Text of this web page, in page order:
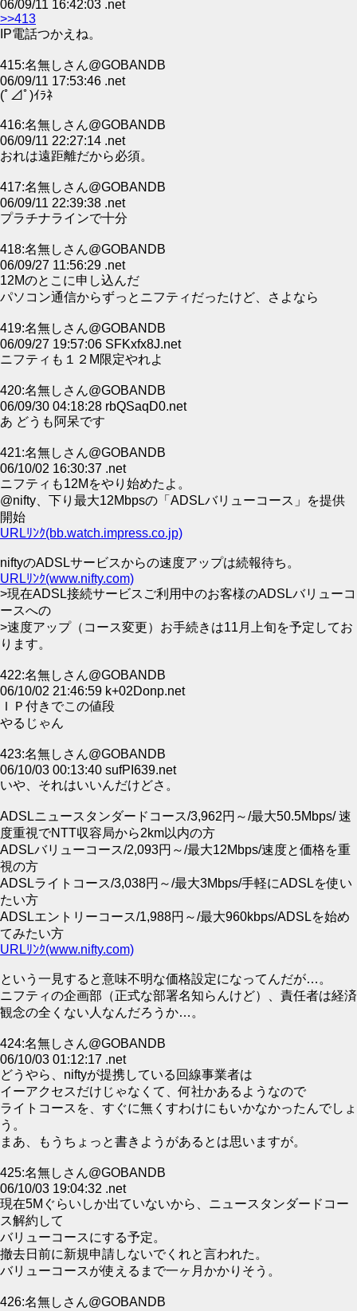
06/09/11 16:42:03 .net
>>413
IP電話つかえね。
415:名無しさん@GOBANDB
06/09/11 17:53:46 .net
(ﾟ⊿ﾟ)ｲﾗﾈ
416:名無しさん@GOBANDB
06/09/11 22:27:14 .net
おれは遠距離だから必須。
417:名無しさん@GOBANDB
06/09/11 22:39:38 .net
プラチナラインで十分
418:名無しさん@GOBANDB
06/09/27 11:56:29 .net
12Mのとこに申し込んだ
パソコン通信からずっとニフティだったけど、さよなら
419:名無しさん@GOBANDB
06/09/27 19:57:06 SFKxfx8J.net
ニフティも１２M限定やれよ
420:名無しさん@GOBANDB
06/09/30 04:18:28 rbQSaqD0.net
あ どうも阿呆です
421:名無しさん@GOBANDB
06/10/02 16:30:37 .net
ニフティも12Mをやり始めたよ。
@nifty、下り最大12Mbpsの「ADSLバリューコース」を提供
開始
URLﾘﾝｸ(bb.watch.impress.co.jp)
niftyのADSLサービスからの速度アップは続報待ち。
URLﾘﾝｸ(www.nifty.com)
>現在ADSL接続サービスご利用中のお客様のADSLバリューコ
ースへの
>速度アップ（コース変更）お手続きは11月上旬を予定してお
ります。
422:名無しさん@GOBANDB
06/10/02 21:46:59 k+02Donp.net
ＩＰ付きでこの値段
やるじゃん
423:名無しさん@GOBANDB
06/10/03 00:13:40 sufPI639.net
いや、それはいいんだけどさ。
ADSLニュースタンダードコース/3,962円～/最大50.5Mbps/ 速
度重視でNTT収容局から2km以内の方
ADSLバリューコース/2,093円～/最大12Mbps/速度と価格を重
視の方
ADSLライトコース/3,038円～/最大3Mbps/手軽にADSLを使い
たい方
ADSLエントリーコース/1,988円～/最大960kbps/ADSLを始め
てみたい方
URLﾘﾝｸ(www.nifty.com)
という一見すると意味不明な価格設定になってんだが…。
ニフティの企画部（正式な部署名知らんけど）、責任者は経済
観念の全くない人なんだろうか…。
424:名無しさん@GOBANDB
06/10/03 01:12:17 .net
どうやら、niftyが提携している回線事業者は
イーアクセスだけじゃなくて、何社かあるようなので
ライトコースを、すぐに無くすわけにもいかなかったんでしょ
う。
まあ、もうちょっと書きようがあるとは思いますが。
425:名無しさん@GOBANDB
06/10/03 19:04:32 .net
現在5Mぐらいしか出ていないから、ニュースタンダードコー
ス解約して
バリューコースにする予定。
撤去日前に新規申請しないでくれと言われた。
バリューコースが使えるまで一ヶ月かかりそう。
426:名無しさん@GOBANDB